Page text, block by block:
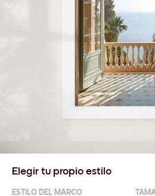
Elegir tu propio estilo
ESTILO DEL MARCO